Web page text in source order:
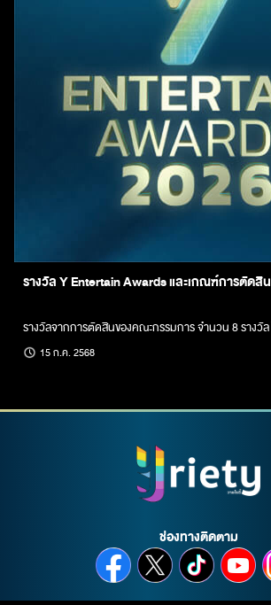
รางวัล Y Entertain Awards และเกณฑ์การตัดสิน
15 ก.ค. 2568
ช่องทางติดตาม